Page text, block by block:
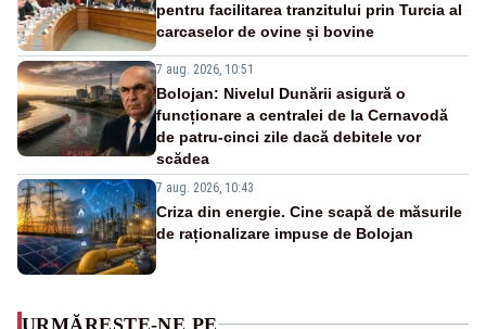
pentru facilitarea tranzitului prin Turcia al
carcaselor de ovine și bovine
7 aug. 2026, 10:51
Bolojan: Nivelul Dunării asigură o
funcționare a centralei de la Cernavodă
de patru-cinci zile dacă debitele vor
scădea
7 aug. 2026, 10:43
Criza din energie. Cine scapă de măsurile
de raționalizare impuse de Bolojan
URMĂREȘTE-NE PE